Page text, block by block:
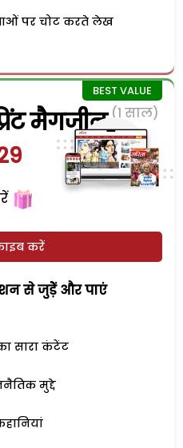
पर चोट करते लेख
मैगजीन (1 साल)
करें
से जुड़ेें और पाएं
सारा कंटेंट
मुद्दे